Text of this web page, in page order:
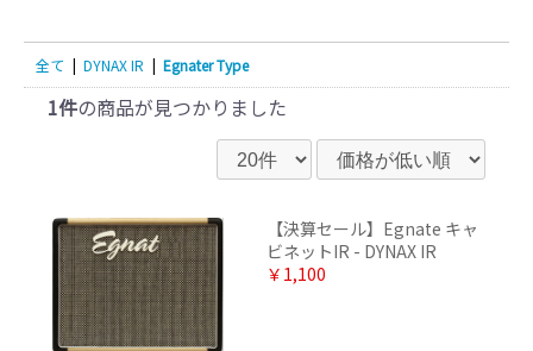
全て | DYNAX IR | Egnater Type
1件の商品が見つかりました
【決算セール】Egnate キャ
ビネットIR - DYNAX IR
￥1,100